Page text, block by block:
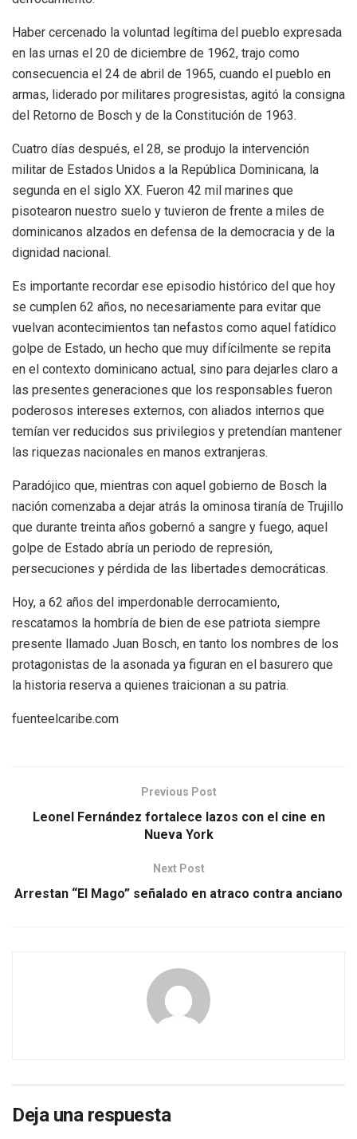
Haber cercenado la voluntad legítima del pueblo expresada
en las urnas el 20 de diciembre de 1962, trajo como
consecuencia el 24 de abril de 1965, cuando el pueblo en
armas, liderado por militares progresistas, agitó la consigna
del Retorno de Bosch y de la Constitución de 1963.
Cuatro días después, el 28, se produjo la intervención
militar de Estados Unidos a la República Dominicana, la
segunda en el siglo XX. Fueron 42 mil marines que
pisotearon nuestro suelo y tuvieron de frente a miles de
dominicanos alzados en defensa de la democracia y de la
dignidad nacional.
Es importante recordar ese episodio histórico del que hoy
se cumplen 62 años, no necesariamente para evitar que
vuelvan acontecimientos tan nefastos como aquel fatídico
golpe de Estado, un hecho que muy difícilmente se repita
en el contexto dominicano actual, sino para dejarles claro a
las presentes generaciones que los responsables fueron
poderosos intereses externos, con aliados internos que
temían ver reducidos sus privilegios y pretendían mantener
las riquezas nacionales en manos extranjeras.
Paradójico que, mientras con aquel gobierno de Bosch la
nación comenzaba a dejar atrás la ominosa tiranía de Trujillo
que durante treinta años gobernó a sangre y fuego, aquel
golpe de Estado abría un periodo de represión,
persecuciones y pérdida de las libertades democráticas.
Hoy, a 62 años del imperdonable derrocamiento,
rescatamos la hombría de bien de ese patriota siempre
presente llamado Juan Bosch, en tanto los nombres de los
protagonistas de la asonada ya figuran en el basurero que
la historia reserva a quienes traicionan a su patria.
fuenteelcaribe.com
Previous Post
Leonel Fernández fortalece lazos con el cine en
Nueva York
Next Post
Arrestan “El Mago” señalado en atraco contra anciano
Deja una respuesta